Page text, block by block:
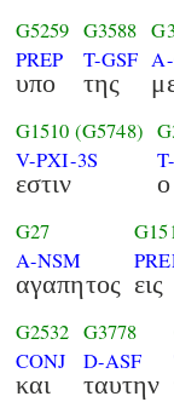
G5259
PREP
υπο
G3588
T-GSF
της
G1510 (G5748)
V-PXI-3S
εστιν ο
G27
A-NSM
αγαπητος εις
G2532
CONJ
και
G3778
D-ASF
ταυτην